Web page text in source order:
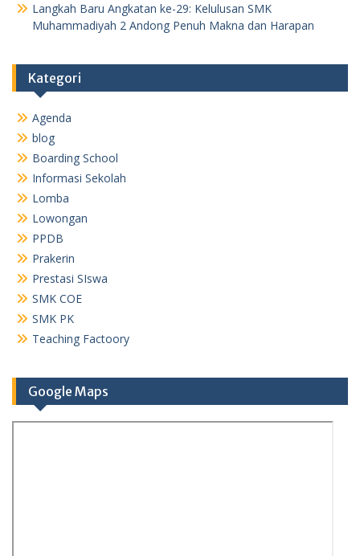
Langkah Baru Angkatan ke-29: Kelulusan SMK
Muhammadiyah 2 Andong Penuh Makna dan Harapan
Kategori
Agenda
blog
Boarding School
Informasi Sekolah
Lomba
Lowongan
PPDB
Prakerin
Prestasi SIswa
SMK COE
SMK PK
Teaching Factoory
Google Maps